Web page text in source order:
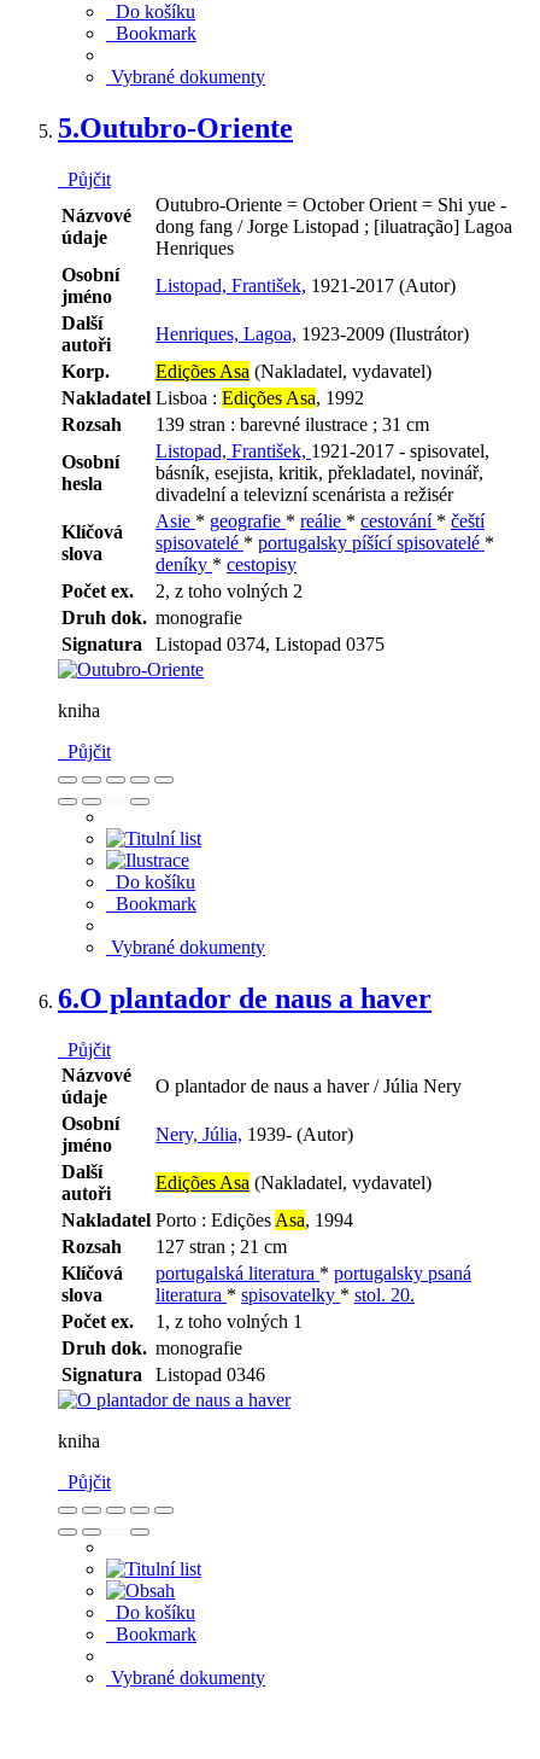
Do košíku
Bookmark
Vybrané dokumenty
5.Outubro-Oriente
Půjčit
Názvové
údaje
Outubro-Oriente = October Orient = Shi yue -
dong fang / Jorge Listopad ; [iluatração] Lagoa
Henriques
Osobní
jméno
Listopad, František, 1921-2017 (Autor)
Další
autoři
Henriques, Lagoa, 1923-2009 (Ilustrátor)
Korp.
Edições Asa (Nakladatel, vydavatel)
Nakladatel Lisboa : Edições Asa, 1992
Rozsah
139 stran : barevné ilustrace ; 31 cm
Osobní
hesla
Listopad, František, 1921-2017 - spisovatel,
básník, esejista, kritik, překladatel, novinář,
divadelní a televizní scenárista a režisér
Klíčová
slova
Asie * geografie * reálie * cestování * čeští
spisovatelé * portugalsky píšící spisovatelé *
deníky * cestopisy
Počet ex.
2, z toho volných 2
Druh dok. monografie
Signatura
Listopad 0374, Listopad 0375
kniha
Půjčit
Do košíku
Bookmark
Vybrané dokumenty
6.O plantador de naus a haver
Půjčit
Názvové
údaje
O plantador de naus a haver / Júlia Nery
Osobní
jméno
Nery, Júlia, 1939- (Autor)
Další
autoři
Edições Asa (Nakladatel, vydavatel)
Nakladatel Porto : Edições Asa, 1994
Rozsah
127 stran ; 21 cm
Klíčová
slova
portugalská literatura * portugalsky psaná
literatura * spisovatelky * stol. 20.
Počet ex.
1, z toho volných 1
Druh dok. monografie
Signatura
Listopad 0346
kniha
Půjčit
Do košíku
Bookmark
Vybrané dokumenty